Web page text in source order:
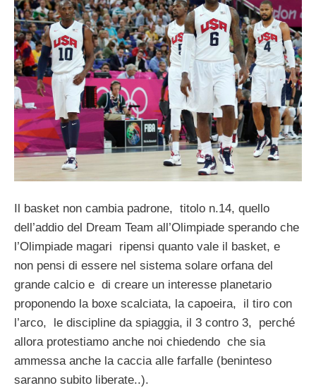
Il basket non cambia padrone, titolo n.14, quello
dell’addio del Dream Team all’Olimpiade sperando che
l’Olimpiade magari ripensi quanto vale il basket, e
non pensi di essere nel sistema solare orfana del
grande calcio e di creare un interesse planetario
proponendo la boxe scalciata, la capoeira, il tiro con
l’arco, le discipline da spiaggia, il 3 contro 3, perché
allora protestiamo anche noi chiedendo che sia
ammessa anche la caccia alle farfalle (beninteso
saranno subito liberate..).